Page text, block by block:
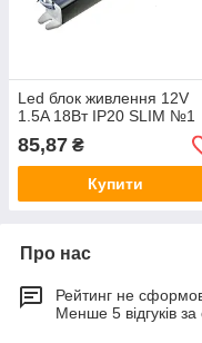
Led блок живлення 12V
1.5A 18Вт IP20 SLIM №1
85,87 ₴
Купити
Про нас
Рейтинг не
Менше 5 відгуків за